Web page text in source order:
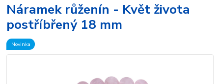
Náramek růženín - Květ života
postříbřený 18 mm
Novinka